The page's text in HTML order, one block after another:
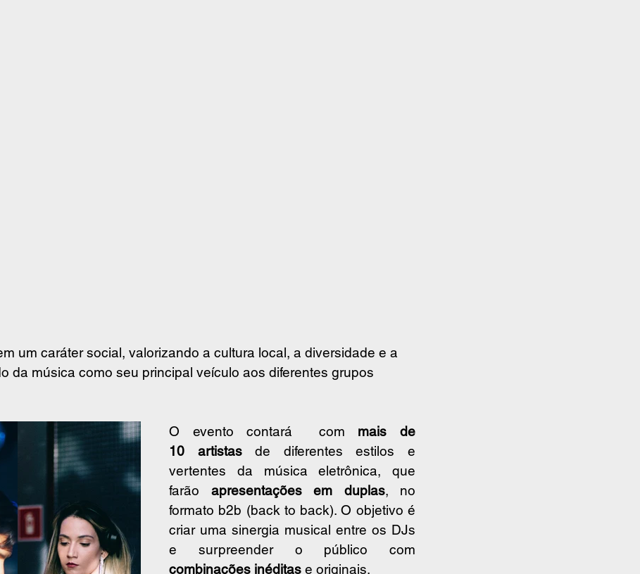
um caráter social, valorizando a cultura local, a diversidade e a
da música como seu principal veículo aos diferentes grupos
O evento contará  com mais de
10 artistas de diferentes estilos e
vertentes da música eletrônica, que
farão apresentações em duplas, no
formato b2b (back to back). O objetivo é
criar uma sinergia musical entre os DJs
combinações inéditas e originais.